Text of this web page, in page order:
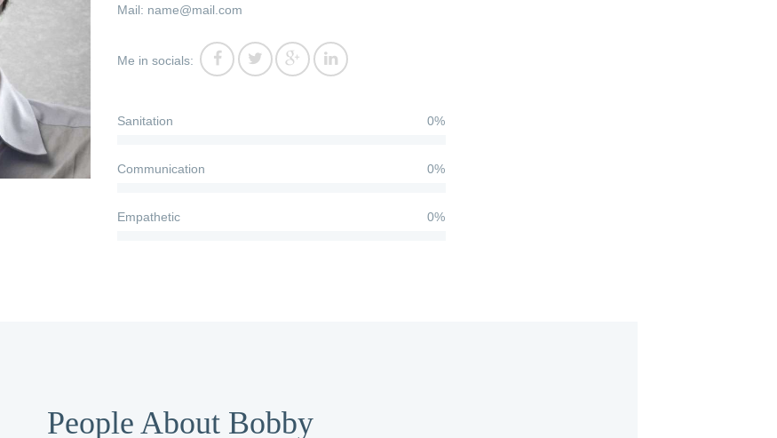
Mail: name@mail.com
Me in socials:
Sanitation 0%
Communication 0%
Empathetic 0%
People About Bobby